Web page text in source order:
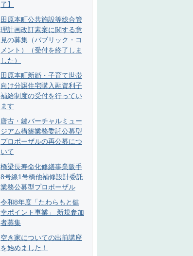
了】
田原本町公共施設等総合管
理計画改訂素案に関する意
見の募集（パブリック・コ
メント）（受付を終了しま
した）
田原本町新婚・子育て世帯
向け分譲住宅購入融資利子
補給制度の受付を行ってい
ます
唐古・鍵バーチャルミュー
ジアム構築業務委託公募型
プロポーザルの再公募につ
いて
橋梁長寿命化修繕事業阪手
8号線1号橋他補修設計委託
業務公募型プロポーザル
令和8年度「たわらもと健
幸ポイント事業」 新規参加
者募集
空き家についての出前講座
を始めました！